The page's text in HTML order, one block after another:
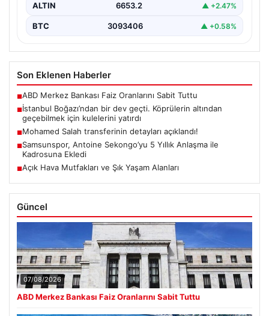
ALTIN 6653.2 ▲ +2.47%
BTC 3093406 ▲ +0.58%
Son Eklenen Haberler
■ABD Merkez Bankası Faiz Oranlarını Sabit Tuttu
■İstanbul Boğazı’ndan bir dev geçti. Köprülerin altından
geçebilmek için kulelerini yatırdı
■Mohamed Salah transferinin detayları açıklandı!
■Samsunspor, Antoine Sekongo’yu 5 Yıllık Anlaşma ile
Kadrosuna Ekledi
■Açık Hava Mutfakları ve Şık Yaşam Alanları
Güncel
07/08/2026
ABD Merkez Bankası Faiz Oranlarını Sabit Tuttu